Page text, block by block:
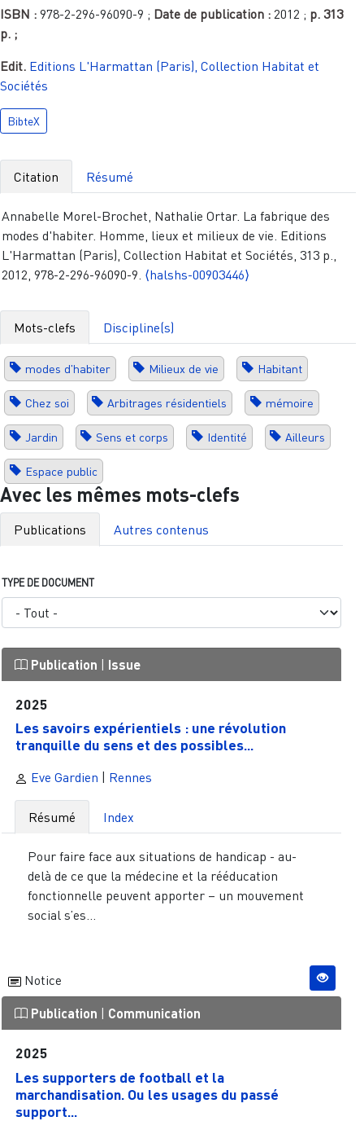
ISBN : 978-2-296-96090-9 ; Date de publication : 2012 ; p. 313
p. ;
Edit. Editions L'Harmattan (Paris), Collection Habitat et
Sociétés
BibteX
Citation Résumé
Annabelle Morel-Brochet, Nathalie Ortar. La fabrique des
modes d'habiter. Homme, lieux et milieux de vie. Editions
L'Harmattan (Paris), Collection Habitat et Sociétés, 313 p.,
2012, 978-2-296-96090-9. ⟨halshs-00903446⟩
Mots-clefs Discipline(s)
modes d'habiter Milieux de vie Habitant
Chez soi Arbitrages résidentiels mémoire
Jardin Sens et corps Identité Ailleurs
Espace public
Avec les mêmes mots-clefs
Publications Autres contenus
TYPE DE DOCUMENT
Publication | Issue
2025
Les savoirs expérientiels : une révolution
tranquille du sens et des possibles...
Eve Gardien Rennes
Résumé Index
Pour faire face aux situations de handicap - au-
delà de ce que la médecine et la rééducation
fonctionnelle peuvent apporter – un mouvement
social s’es...
Notice
Publication Communication
2025
Les supporters de football et la
marchandisation. Ou les usages du passé
support...